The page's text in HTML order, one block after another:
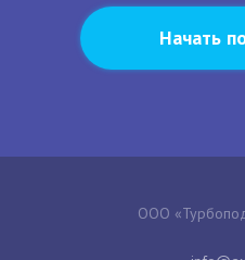
Начать
ООО